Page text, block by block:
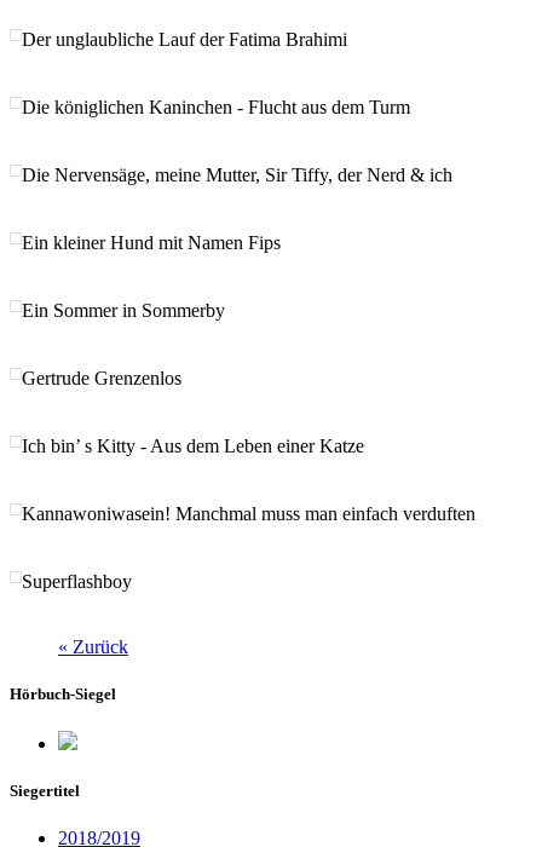
Der unglaubliche Lauf der Fatima Brahimi
Die königlichen Kaninchen - Flucht aus dem Turm
Die Nervensäge, meine Mutter, Sir Tiffy, der Nerd & ich
Ein kleiner Hund mit Namen Fips
Ein Sommer in Sommerby
Gertrude Grenzenlos
Ich bin’ s Kitty - Aus dem Leben einer Katze
Kannawoniwasein! Manchmal muss man einfach verduften
Superflashboy
« Zurück
Hörbuch-Siegel
Siegertitel
2018/2019